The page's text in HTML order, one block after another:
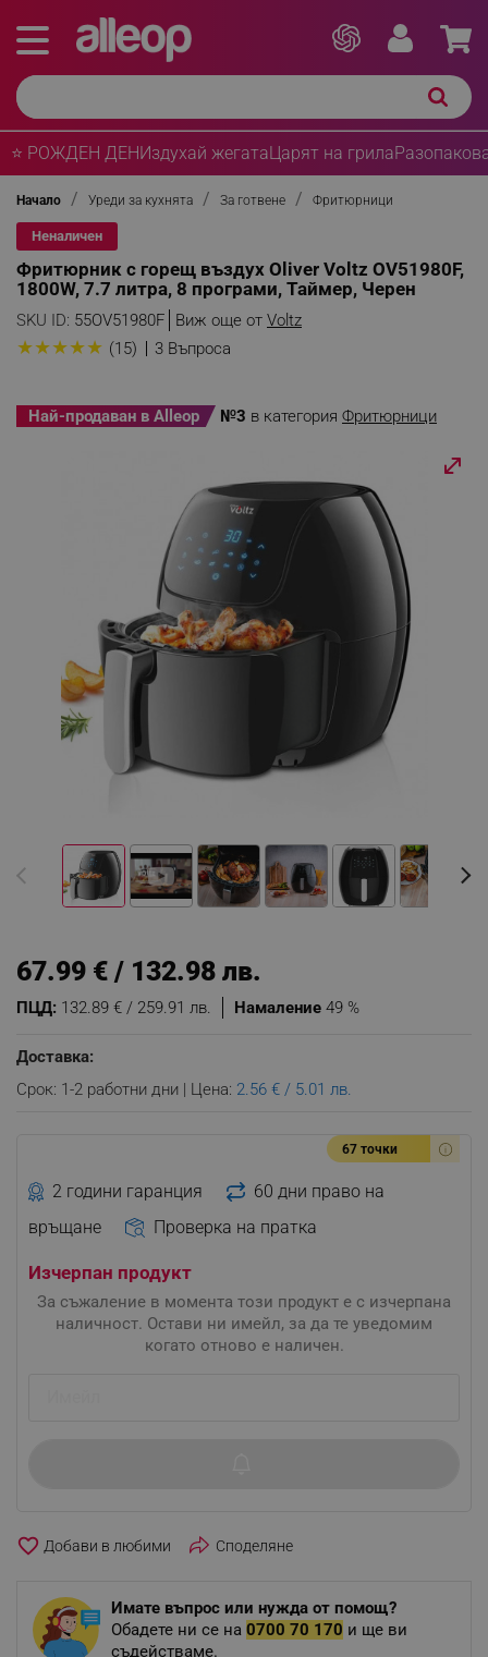
⭐ РОЖДЕН ДЕНИздухай жегатаЦарят на грила
Начало Уреди за кухнята За готвене Фритюрници
Неналичен
Фритюрник с горещ въздух Oliver Voltz OV51980F,
1800W, 7.7 литра, 8 програми, Таймер, Черен
SKU ID: 55OV51980F Виж още от Voltz
★★★★★ (15) 3 Въпроса
Най-продаван в Alleop №3 в категория Фритюрници
Намаление 49 %
ПЦД: 132.89 € / 259.91 лв.
67.99 € / 132.98 лв.
Доставка:
Срок: 1-2 работни дни | Цена: 2.56 € / 5.01 лв.
67 точки
2 години гаранция
60 дни право на
връщане
Проверка на пратка
Изчерпан продукт
За съжаление в момента този продукт е с изчерпана
наличност. Остави ни имейл, за да те уведомим
когато отново е наличен.
favorite_border Споделяне
Имате въпрос или нужда от помощ?
Обадете ни се на 0700 70 170 и ще ви
съдействаме.